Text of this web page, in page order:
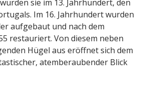
sie im 13. Jahrhundert, den
Im 16. Jahrhundert wurden
aufgebaut und nach dem
restauriert. Von diesem neben
Hügel aus eröffnet sich dem
atemberaubender Blick